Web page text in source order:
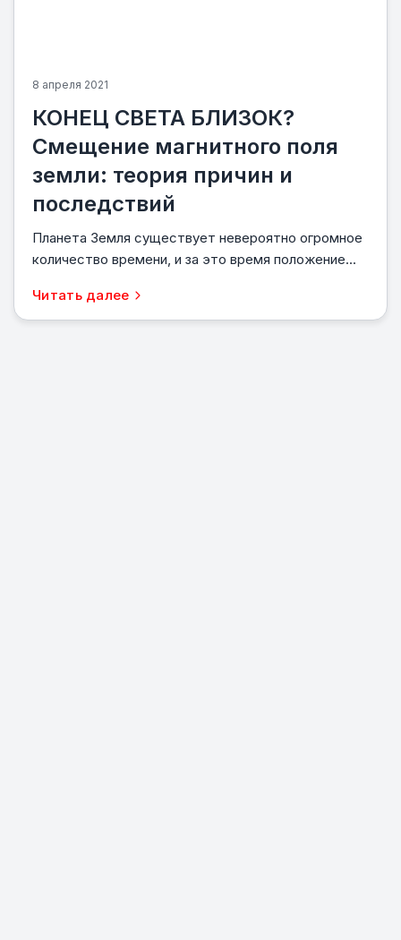
8 апреля 2021
КОНЕЦ СВЕТА БЛИЗОК?
Смещение магнитного поля
земли: теория причин и
последствий
Планета Земля существует невероятно огромное
количество времени, и за это время положение...
Читать далее